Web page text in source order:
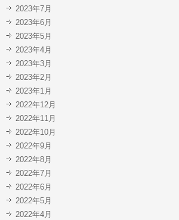
2023年7月
2023年6月
2023年5月
2023年4月
2023年3月
2023年2月
2023年1月
2022年12月
2022年11月
2022年10月
2022年9月
2022年8月
2022年7月
2022年6月
2022年5月
2022年4月